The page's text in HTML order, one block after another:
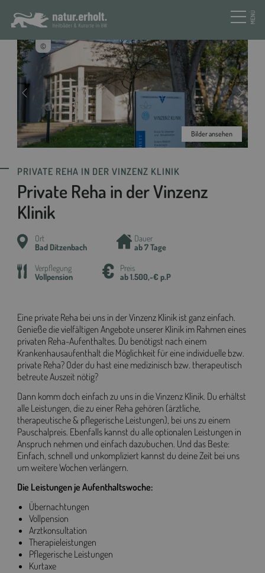
MENÜ
©
Bilder ansehen
PRIVATE REHA IN DER VINZENZ KLINIK
Private Reha in der Vinzenz
Klinik
Ort
Bad Ditzenbach
Dauer
ab 7 Tage
Verpflegung
Vollpension
Preis
ab 1.500,-€ p.P
Eine private Reha bei uns in der Vinzenz Klinik ist ganz einfach.
Genieße die vielfältigen Angebote unserer Klinik im Rahmen eines
privaten Reha-Aufenthaltes. Du benötigst nach einem
Krankenhausaufenthalt die Möglichkeit für eine individuelle bzw.
private Reha? Oder du hast eine medizinisch bzw. therapeutisch
betreute Auszeit nötig?
Dann komm doch einfach zu uns in die Vinzenz Klinik. Du erhältst
alle Leistungen, die zu einer Reha gehören (ärztliche,
therapeutische & pflegerische Leistungen), bei uns zu einem
Pauschalpreis. Ebenfalls kannst du alle optionalen Leistungen in
Anspruch nehmen und einfach dazubuchen. Und das Beste:
Einfach, schnell und unkompliziert kannst du deine Zeit bei uns
um weitere Wochen verlängern.
Die Leistungen je Aufenthaltswoche:
Übernachtungen
Vollpension
Arztkonsultation
Therapieleistungen
Pflegerische Leistungen
Kurtaxe